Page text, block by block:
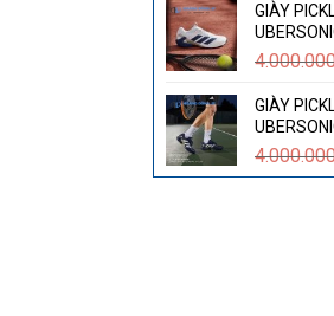
GIÀY
GIÀY